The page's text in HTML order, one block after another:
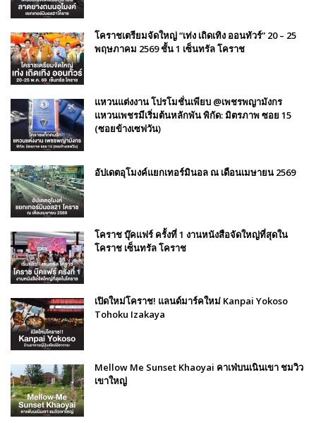
โคราชเตรียมจัดใหญ่ “เท่ง เถิดเทิง ออนทัวร์” 20 – 25
พฤษภาคม 2569 ชั้น 1 เซ็นทรัล โคราช
แหวนแต่งงาน โปรโมชั่นเพียบ @เพชรพญามังกร
แหวนเพชรมีเริ่มต้นหลักพัน พิกัด: มิตรภาพ ซอย 15
(ซอยข้างเซฟวัน)
อัปเดตอุโมงค์แยกเทอร์มินอล ณ เดือนเมษายน 2569
โคราช บุ๊คแฟร์​ ครั้งที่​ 1 งานหนังสือจัดใหญ่ที่สุดใน
โคราช เซ็นทรัล โคราช
เปิดใหม่โคราช! แลนด์มาร์คใหม่ Kanpai Yokoso
Tohoku Izakaya
Mellow Me Sunset Khaoyai คาเฟ่บนเนินเขา ชมวิว
เขาใหญ่